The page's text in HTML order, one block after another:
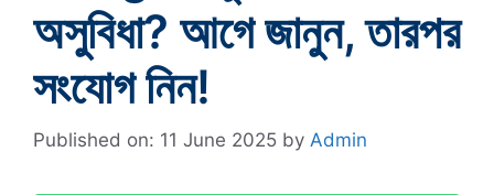
অসুবিধা? আগে জানুন, তারপর
সংযোগ নিন!
Published on: 11 June 2025 by Admin